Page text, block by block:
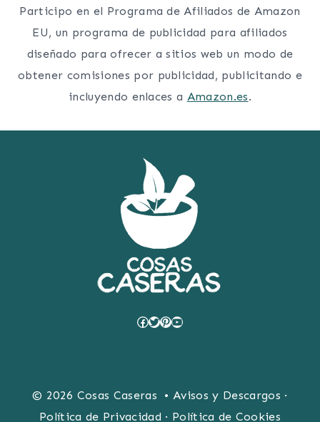
Participo en el Programa de Afiliados de Amazon
EU, un programa de publicidad para afiliados
diseñado para ofrecer a sitios web un modo de
obtener comisiones por publicidad, publicitando e
incluyendo enlaces a Amazon.es.
Facebook
Twitter
Pinterest
YouTube
© 2026 Cosas Caseras •Avisos y Descargos ·
Política de Privacidad · Política de Cookies